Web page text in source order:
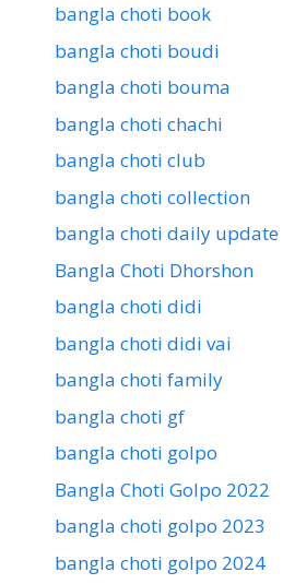
bangla choti book
bangla choti boudi
bangla choti bouma
bangla choti chachi
bangla choti club
bangla choti collection
bangla choti daily update
Bangla Choti Dhorshon
bangla choti didi
bangla choti didi vai
bangla choti family
bangla choti gf
bangla choti golpo
Bangla Choti Golpo 2022
bangla choti golpo 2023
bangla choti golpo 2024